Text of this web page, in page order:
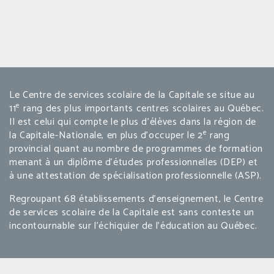
Le Centre de services scolaire de la Capitale se situe au
11e rang des plus importants centres scolaires au Québec.
Il est celui qui compte le plus d’élèves dans la région de
la Capitale-Nationale, en plus d’occuper le 2e rang
provincial quant au nombre de programmes de formation
menant à un diplôme d’études professionnelles (DEP) et
à une attestation de spécialisation professionnelle (ASP).
Regroupant 68 établissements d’enseignement, le Centre
de services scolaire de la Capitale est sans conteste un
incontournable sur l’échiquier de l’éducation au Québec.